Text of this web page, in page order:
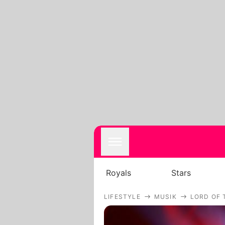
Royals Stars
LIFESTYLE MUSIK LORD OF